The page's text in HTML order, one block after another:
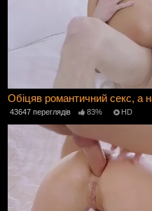
Обіцяв романтичний секс, а
43647 переглядів 83% HD